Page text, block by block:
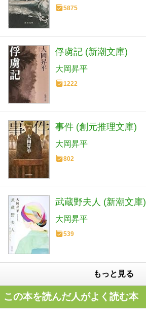
5875
俘虜記 (新潮文庫)
大岡昇平
1222
事件 (創元推理文庫)
大岡昇平
802
武蔵野夫人 (新潮文庫)
大岡昇平
539
もっと見る
この本を読んだ人がよく読む本